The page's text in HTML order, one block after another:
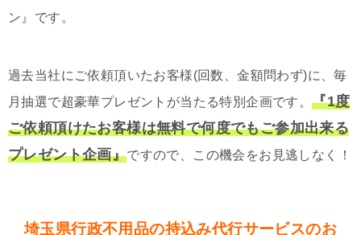
ン』です。
過去当社にご依頼頂いたお客様(回数、金額問わず)に、毎
月抽選で超豪華プレゼントが当たる特別企画です。『1度
ご依頼頂けたお客様は無料で何度でもご参加出来る
プレゼント企画』ですので、この機会をお見逃しなく！
埼玉県行政不用品の持込み代行サービスのお